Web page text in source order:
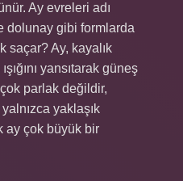
Ay evreleri adı
dolunay gibi formlarda
saçar? Ay, kayalık
yansıtarak güneş
çok parlak değildir,
yaklaşık
ay çok büyük bir